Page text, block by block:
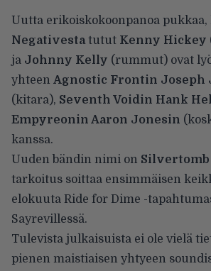
Uutta erikoiskokoonpanoa pukkaa,
Negativestatutut Kenny Hickey
ja Johnny Kelly (rummut) ovat
yhteen Agnostic Frontin Joseph
(kitara), Seventh Voidin Hank
Empyreonin Aaron Jonesin
kanssa.
Uuden bändin nimi on Silvertomb
tarkoitus soittaa ensimmäisen
elokuuta Ride for Dime -
Sayrevillessä.
Tulevista julkaisuista ei ole vielä
pienen maistiaisen yhtyeen